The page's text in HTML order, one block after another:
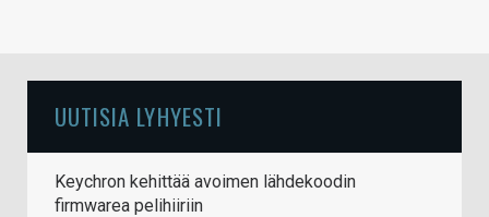
UUTISIA LYHYESTI
Keychron kehittää avoimen lähdekoodin
firmwarea pelihiiriin